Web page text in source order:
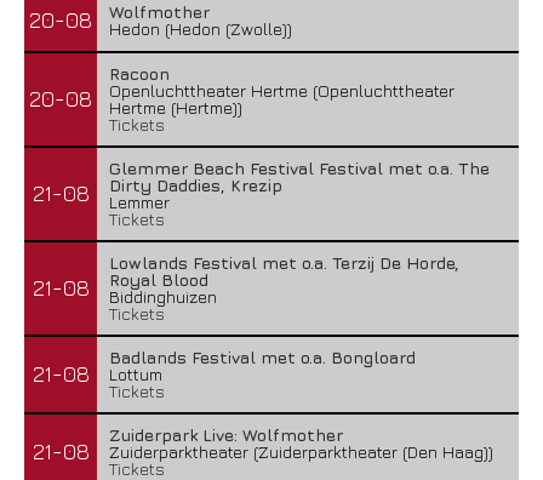
20-08
Wolfmother
Hedon (Hedon (Zwolle))
20-08
Racoon
Openluchttheater Hertme (Openluchttheater
Hertme (Hertme))
Tickets
21-08
Glemmer Beach Festival Festival met o.a. The
Dirty Daddies, Krezip
Lemmer
Tickets
21-08
Lowlands Festival met o.a. Terzij De Horde,
Royal Blood
Biddinghuizen
Tickets
21-08
Badlands Festival met o.a. Bongloard
Lottum
Tickets
21-08
Zuiderpark Live: Wolfmother
Zuiderparktheater (Zuiderparktheater (Den Haag))
Tickets